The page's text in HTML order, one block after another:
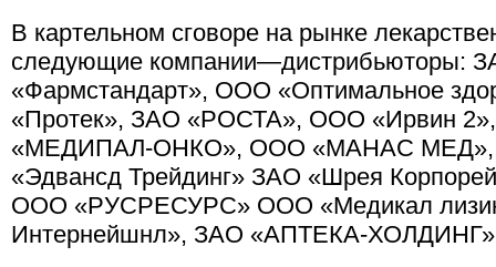
В картельном сговоре на рынке
следующие компании—дистрибьюторы:
«Фармстандарт», ООО «Оптимальное
«Протек», ЗАО «РОСТА», ООО «Ирвин
«МЕДИПАЛ-ОНКО», ООО «МАНАС
«Эдвансд Трейдинг» ЗАО «Шрея
ООО «РУСРЕСУРС» ООО «Медикал
Интернейшнл», ЗАО «АПТЕКА-